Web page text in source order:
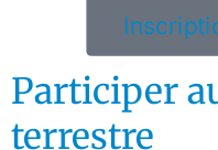
Participer
terrestre